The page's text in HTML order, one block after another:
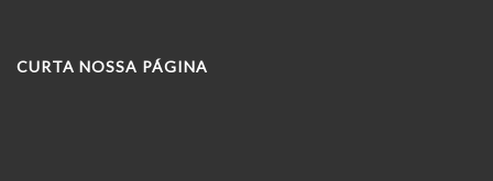
CURTA NOSSA PÁGINA